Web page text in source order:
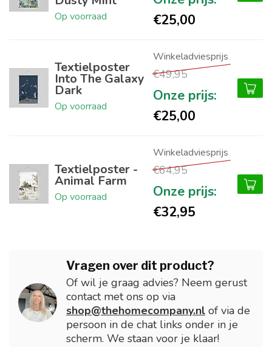
Op voorraad €25,00
Textielposter
Into The Galaxy
Dark
Op voorraad
€49,95
€25,00
Textielposter -
Animal Farm
Op voorraad
€64,95
€32,95
Vragen over dit product?
Of wil je graag advies? Neem gerust
contact met ons op via
shop@thehomecompany.nl of via de
persoon in de chat links onder in je
scherm. We staan voor je klaar!